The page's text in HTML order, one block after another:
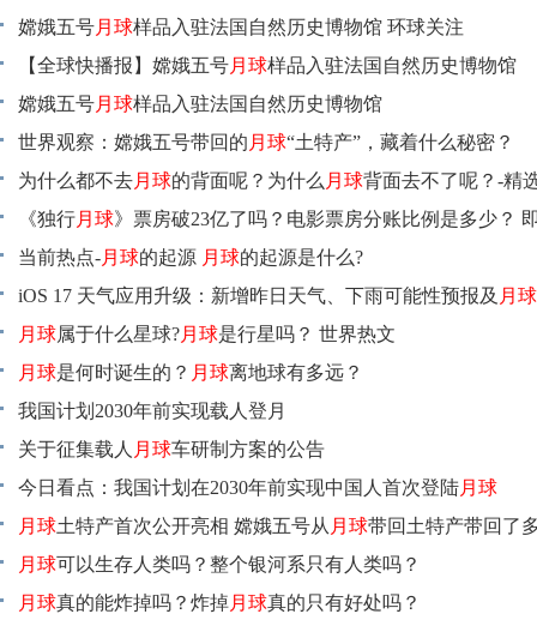
嫦娥五号月球样品入驻法国自然历史博物馆 环球关注
【全球快播报】嫦娥五号月球样品入驻法国自然历史博物馆
嫦娥五号月球样品入驻法国自然历史博物馆
世界观察：嫦娥五号带回的 月球“土特产”，藏着什么秘密？
为什么都不去月球的背面呢？为什么 月球背面去不了呢？-精
《独行月球》票房破23亿了吗？电影票房分账比例是多少？
当前热点-月球的起源 月球的起源是什么?
iOS 17 天气应用升级：新增昨日天气、下雨可能性预报及 月球
球热门
月球属于什么星球?月球是行星吗？ 世界热文
月球是何时诞生的？ 月球离地球有多远？
我国计划2030年前实现载人登月
关于征集载人 月球车研制方案的公告
今日看点：我国计划在2030年前实现中国人首次登陆月球
月球土特产首次公开亮相 嫦娥五号从 月球带回土特产带回了
月球可以生存人类吗？整个银河系只有人类吗？
月球真的能炸掉吗？炸掉月球真的只有好处吗？